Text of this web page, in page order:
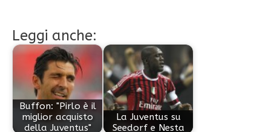
Leggi anche:
Buffon: "Pirlo è il
miglior acquisto
della Juventus"
La Juventus su
Seedorf e Nesta